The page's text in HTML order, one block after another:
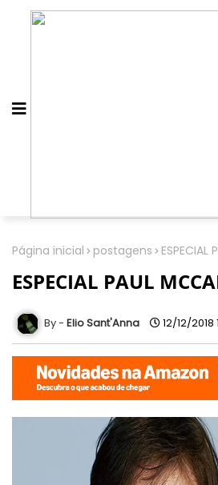
Página inicial postagens ESPECIAL
ESPECIAL PAUL
Elio Sant'Anna 12/12/2018